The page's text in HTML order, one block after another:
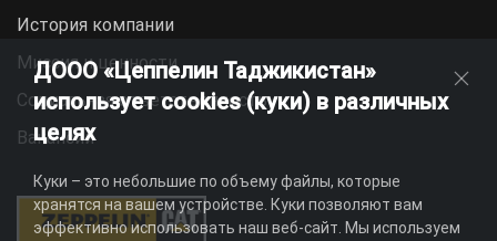
История компании
Миссия и ценности
Социальная ответственность
Вакансии
ДООО «Цеппелин Таджикистан»
использует cookies (куки) в различных
целях
Куки – это небольшие по объему файлы, которые
хранятся на вашем устройстве. Куки позволяют вам
эффективно использовать наш веб-сайт. Мы используем